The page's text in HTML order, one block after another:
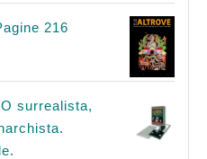
216
surrealista,